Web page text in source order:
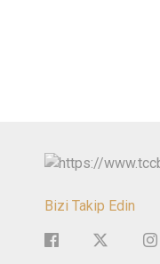
Bizi Takip Edin